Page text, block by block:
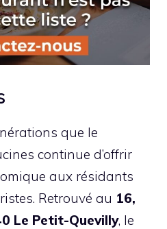
que le
continue d’offrir
aux résidants
Retrouvé au 16,
Le Petit-Quevilly, le